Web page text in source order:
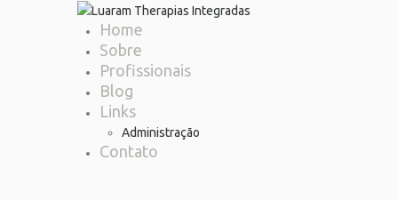
Home
Sobre
Profissionais
Blog
Links
Administração
Contato